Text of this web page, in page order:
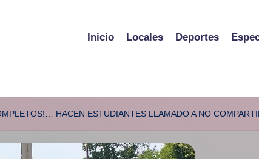
Inicio Locales Deportes
HACEN ESTUDIANTES LLAMADO A NO